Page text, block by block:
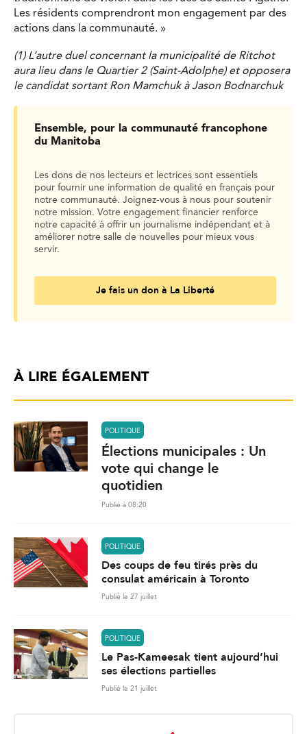
Les résidents comprendront mon engagement par des
actions dans la communauté. »
(1) L’autre duel concernant la municipalité de Ritchot
aura lieu dans le Quartier 2 (Saint-Adolphe) et opposera
le candidat sortant Ron Mamchuk à Jason Bodnarchuk
Ensemble, pour la communauté francophone
du Manitoba
Les dons de nos lecteurs et lectrices sont essentiels
pour fournir une information de qualité en français pour
notre communauté. Joignez-vous à nous pour soutenir
notre mission. Votre engagement financier renforce
notre capacité à offrir un journalisme indépendant et à
améliorer notre salle de nouvelles pour mieux vous
servir.
Je fais un don à La Liberté
À LIRE ÉGALEMENT
POLITIQUE
Élections municipales : Un
vote qui change le
quotidien
Publié à 08:20
POLITIQUE
Des coups de feu tirés près du
consulat américain à Toronto
Publié le 27 juillet
POLITIQUE
Le Pas-Kameesak tient aujourd’hui
ses élections partielles
Publié le 21 juillet